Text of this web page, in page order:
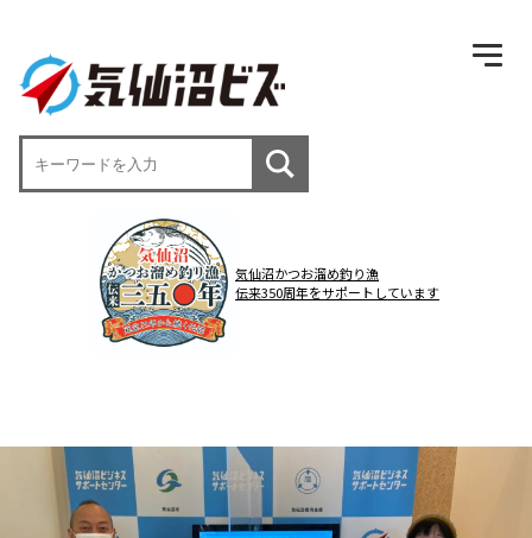
気仙沼かつお溜め釣り漁
伝来350周年をサポートしています